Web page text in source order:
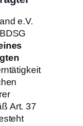
e.V.
Art. 37